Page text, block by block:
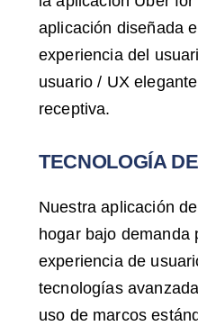
aplicación diseñada
experiencia del
usuario / UX
receptiva.
TECNOLOGÍA
Nuestra aplicación
hogar bajo demanda
experiencia de
tecnologías
uso de marcos